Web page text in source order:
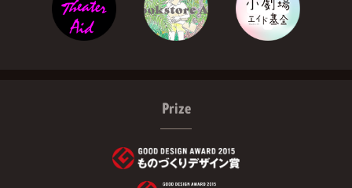
Prize